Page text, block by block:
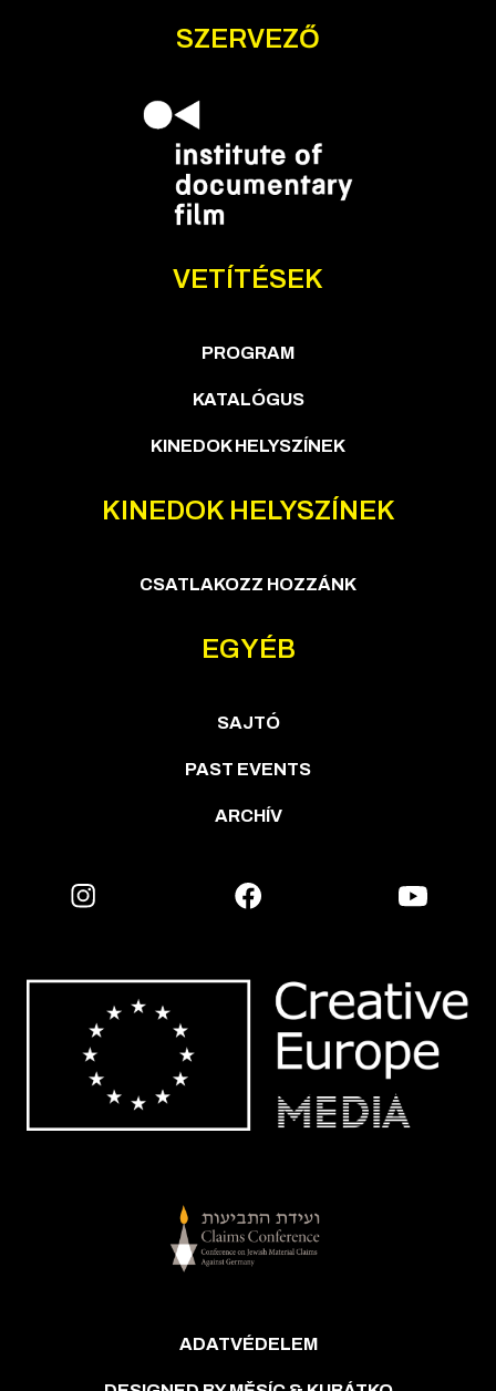
SZERVEZŐ
VETÍTÉSEK
PROGRAM
KATALÓGUS
KINEDOK HELYSZÍNEK
KINEDOK HELYSZÍNEK
CSATLAKOZZ HOZZÁNK
EGYÉB
SAJTÓ
PAST EVENTS
ARCHÍV
ADATVÉDELEM